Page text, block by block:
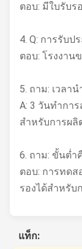
ตอบ: มีใบรับรอ
4. Q: การรับ
ตอบ: โรงงาน
5. ถาม: เวลา
A: 3 วันทำกา
สำหรับการผ
6. ถาม: ขั้นต่ำ
ตอบ: การทดส
รองได้สำหรับ
แท็ก: